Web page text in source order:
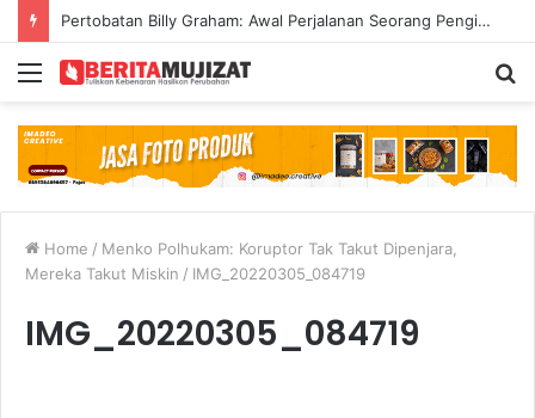
Pertobatan Billy Graham: Awal Perjalanan Seorang Penginjil Dunia
Menu
Home / Menko Polhukam: Koruptor Tak Takut Dipenjara,
Mereka Takut Miskin / IMG_20220305_084719
IMG_20220305_084719